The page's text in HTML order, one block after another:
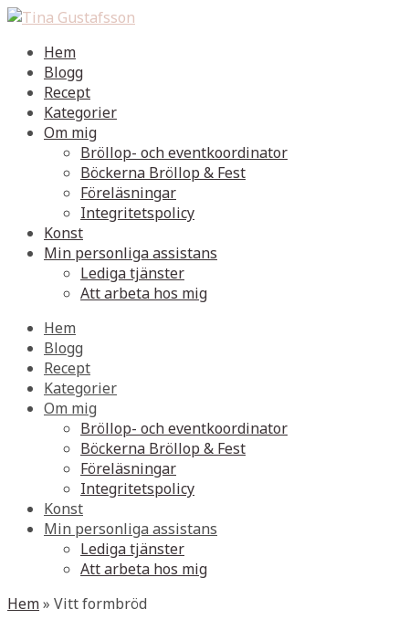
Hem
Blogg
Recept
Kategorier
Om mig
Bröllop- och eventkoordinator
Böckerna Bröllop & Fest
Föreläsningar
Integritetspolicy
Konst
Min personliga assistans
Lediga tjänster
Att arbeta hos mig
Hem
Blogg
Recept
Kategorier
Om mig
Bröllop- och eventkoordinator
Böckerna Bröllop & Fest
Föreläsningar
Integritetspolicy
Konst
Min personliga assistans
Lediga tjänster
Att arbeta hos mig
Hem» Vitt formbröd